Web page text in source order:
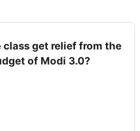
get relief from the
of Modi 3.0?